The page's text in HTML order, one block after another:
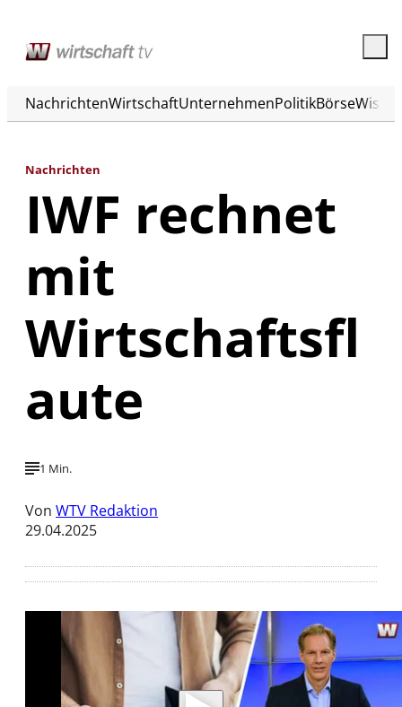
NachrichtenWirtschaftUnternehmenPolitikBörse
Nachrichten
IWF rechnet
mit
Wirtschaftsfl
aute
1 Min.
Von WTV Redaktion
29.04.2025
Mit der Wiedergabe dieses Videos werden
Daten an Youtube übertragen.